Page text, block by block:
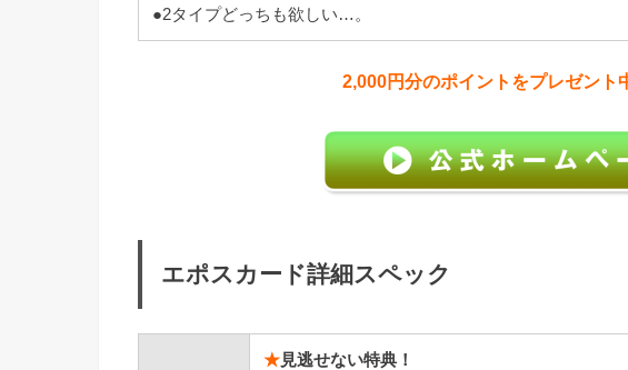
●2タイプどっちも欲しい…。
2,000円分のポイントをプレゼント
エポスカード詳細スペック
★見逃せない特典！